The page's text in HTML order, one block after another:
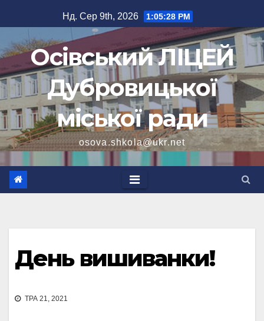
до
вмісту
Нд. Сер 9th, 2026 1:05:29 PM
Осівський ЛІЦЕЙ
Дубровицької
міської ради
osova.shkola@ukr.net
День вишиванки!
ТРА 21, 2021